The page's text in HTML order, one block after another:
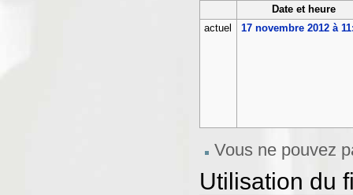
Date et heure
actuel
17 novembre 2012 à
Vous ne pouvez
Utilisation du